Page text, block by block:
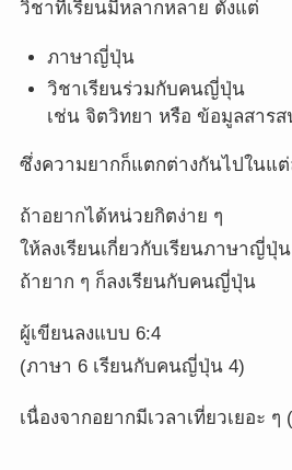
วิชาที่เรียนมีหลากหลาย ตั้งแต่
ภาษาญี่ปุ่น
วิชาเรียนร่วมกับคนญี่ปุ่น
เช่น จิตวิทยา หรือ ข้อมูลสาร
ซึ่งความยากก็แตกต่างกันไปในแ
ถ้าอยากได้หน่วยกิตง่าย ๆ
ให้ลงเรียนเกี่ยวกับเรียนภาษาญี่ปุ่น
ถ้ายาก ๆ ก็ลงเรียนกับคนญี่ปุ่น
ผู้เขียนลงแบบ 6:4
(ภาษา 6 เรียนกับคนญี่ปุ่น 4)
เนื่องจากอยากมีเวลาเที่ยวเยอะ ๆ